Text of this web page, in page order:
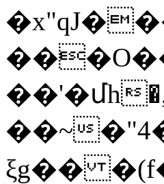
��'�մh
��~
ξg��